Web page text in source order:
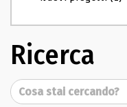
Ricerca
Cerca